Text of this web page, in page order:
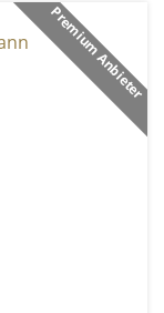
Premium Anbieter